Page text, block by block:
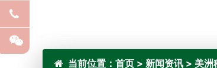
当前位置： 首页 > 新闻资讯 > 美洲